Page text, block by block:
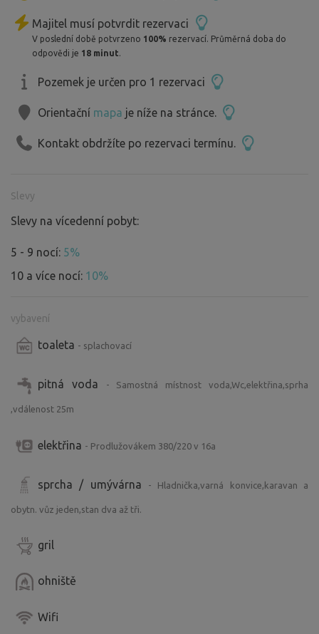
Majitel musí potvrdit rezervaci
V poslední době potvrzeno 100% rezervací. Průměrná doba do
odpovědi je 18 minut.
Pozemek je určen pro 1 rezervaci
Orientační mapa je níže na stránce.
Kontakt obdržíte po rezervaci termínu.
Slevy
Slevy na vícedenní pobyt:
5 - 9 nocí: 5%
10 a více nocí: 10%
vybavení
toaleta - splachovací
pitná voda - Samostná místnost voda,Wc,elektřina,sprha
,vdálenost 25m
elektřina - Prodlužovákem 380/220 v 16a
sprcha / umývárna - Hladnička,varná konvice,karavan a
obytn. vůz jeden,stan dva až tři.
gril
ohniště
Wifi